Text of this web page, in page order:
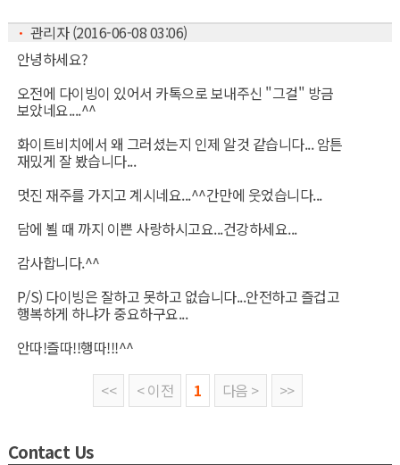
ㆍ 관리자 (2016-06-08 03:06)
안녕하세요?
오전에 다이빙이 있어서 카톡으로 보내주신 "그걸" 방금
보았네요....^^
화이트비치에서 왜 그러셨는지 인제 알것 같습니다... 암튼
재밌게 잘 봤습니다...
멋진 재주를 가지고 계시네요...^^간만에 웃었습니다...
담에 뵐 때 까지 이쁜 사랑하시고요...건강하세요...
감사합니다.^^
P/S) 다이빙은 잘하고 못하고 없습니다...안전하고 즐겁고
행복하게 하냐가 중요하구요...
안따!즐따!!행따!!!^^
<<
< 이전 1 다음 > >>
Contact Us